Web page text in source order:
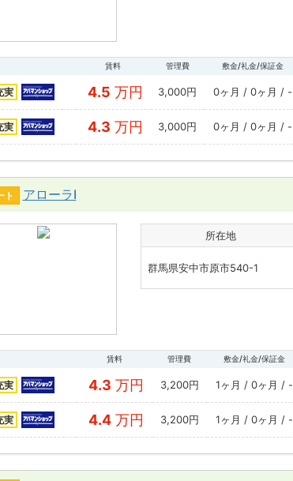
賃料 管理費 敷金/礼金/保証金
実 4.5 万円 3,000円 0ヶ月 / 0ヶ月 / -
実 4.3 万円 3,000円 0ヶ月 / 0ヶ月 / -
ト アローラⅠ
所在地
群馬県安中市原市540-1
賃料 管理費 敷金/礼金/保証金
実 4.3 万円 3,200円 1ヶ月 / 0ヶ月 / -
実 4.4 万円 3,200円 1ヶ月 / 0ヶ月 / -